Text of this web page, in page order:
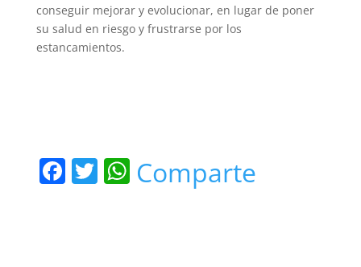
conseguir mejorar y evolucionar, en lugar de poner
su salud en riesgo y frustrarse por los
estancamientos.
F T W
Comparte